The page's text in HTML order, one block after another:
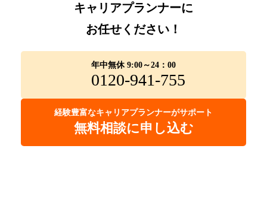
キャリアプランナーに
お任せください！
年中無休 9:00～24：00
0120-941-755
経験豊富なキャリアプランナーがサポート
無料相談に申し込む